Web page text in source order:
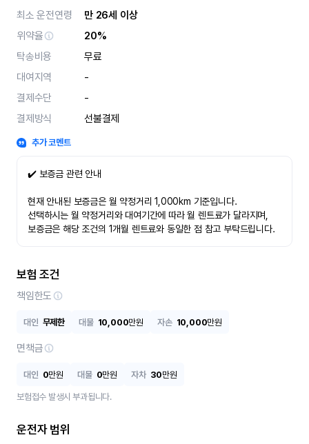
최소 운전연령
만 26세 이상
위약율
20%
탁송비용
무료
대여지역
-
결제수단
-
결제방식
선불결제
추가 코멘트
✔️ 보증금 관련 안내
현재 안내된 보증금은 월 약정거리 1,000km 기준입니다.
선택하시는 월 약정거리와 대여기간에 따라 월 렌트료가 달라지며,
보증금은 해당 조건의 1개월 렌트료와 동일한 점 참고 부탁드립니다.
보험 조건
책임한도
대인 무제한 대물 10,000만원 자손 10,000만원
면책금
대인 0만원 대물 0만원 자차 30만원
보험접수 발생시 부과됩니다.
운전자 범위